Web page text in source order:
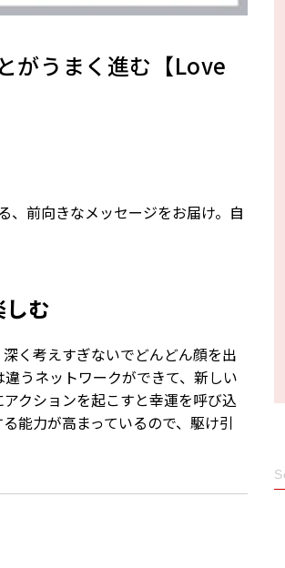
がうまく進む【Love
、前向きなメッセージをお届け。自
む
く考えすぎないでどんどん顔を出
うネットワークができて、新しい
クションを起こすと幸運を呼び込
能力が高まっているので、駆け引